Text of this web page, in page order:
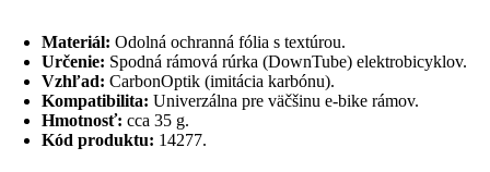
Materiál: Odolná ochranná fólia s textúrou.
Určenie: Spodná rámová rúrka (DownTube) elektrobicyklov.
Vzhľad: CarbonOptik (imitácia karbónu).
Kompatibilita: Univerzálna pre väčšinu e-bike rámov.
Hmotnosť: cca 35 g.
Kód produktu: 14277.